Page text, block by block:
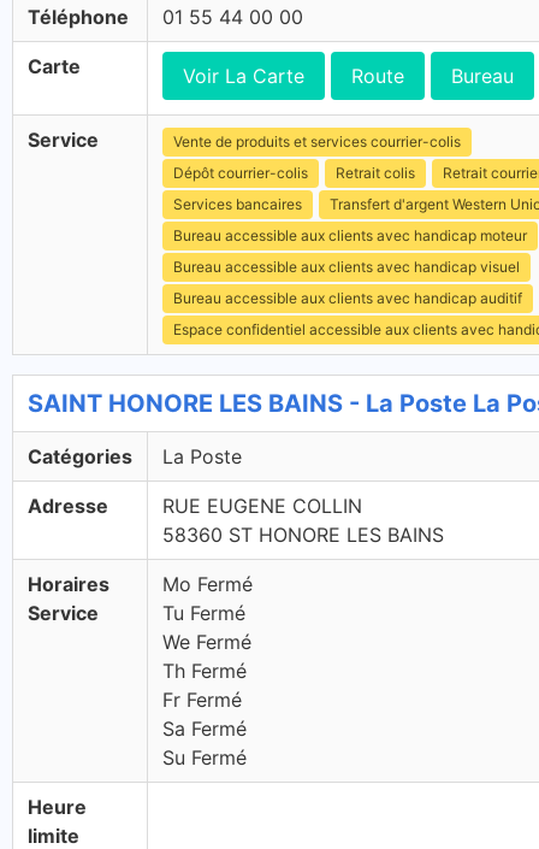
Téléphone 01 55 44 00 00
Carte Voir La Carte Route Bureau
Service
Vente de produits et services courrier-colis
Dépôt courrier-colis
Retrait colis
Retrait
Services bancaires
Transfert d'argent Western
Bureau accessible aux clients avec handicap moteur
Bureau accessible aux clients avec handicap visuel
Bureau accessible aux clients avec handicap auditif
Espace confidentiel accessible aux clients avec
SAINT HONORE LES BAINS - La Poste La
Catégories La Poste
Adresse
RUE EUGENE COLLIN
58360 ST HONORE LES BAINS
Horaires
Service
Mo Fermé
Tu Fermé
We Fermé
Th Fermé
Fr Fermé
Sa Fermé
Su Fermé
Heure
limite